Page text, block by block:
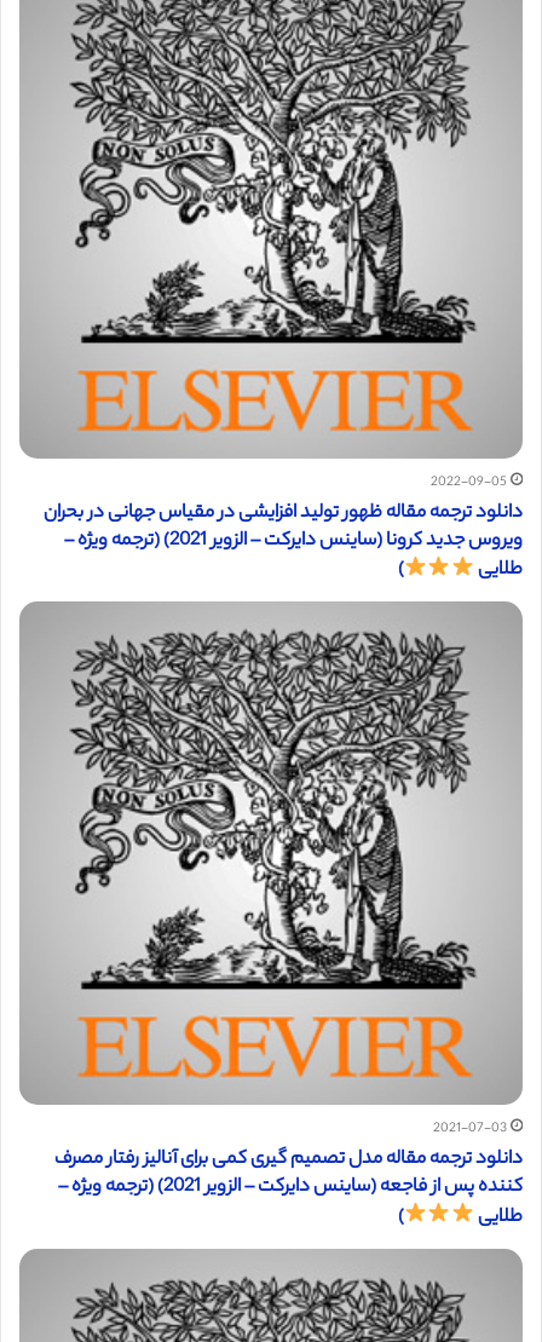
2022-09-05
دانلود ترجمه مقاله ظهور تولید افزایشی در مقیاس جهانی در بحران
ویروس جدید کرونا (ساینس دایرکت – الزویر 2021) (ترجمه ویژه –
طلایی
)
2021-07-03
دانلود ترجمه مقاله مدل تصمیم گیری کمی برای آنالیز رفتار مصرف
کننده پس از فاجعه (ساینس دایرکت – الزویر 2021) (ترجمه ویژه –
طلایی
)